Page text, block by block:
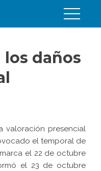
los daños
valoración presencial
el temporal de
el 22 de octubre
el 23 de octubre